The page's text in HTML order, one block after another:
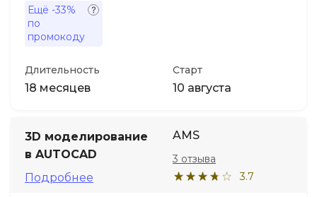
Ещё -33%
по
промокоду
Длительность
18 месяцев
Старт
10 августа
3D моделирование
в AUTOCAD
Подробнее
AMS
3.7
3 отзыва